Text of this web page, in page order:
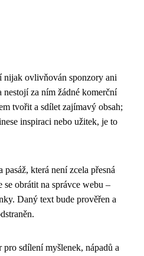
nijak ovlivňován sponzory ani
za ním žádné komerční
tvořit a sdílet zajímavý obsah;
inspiraci nebo užitek, je to
která není zcela přesná
se obrátit na správce webu –
Daný text bude prověřen a
sdílení myšlenek, nápadů a